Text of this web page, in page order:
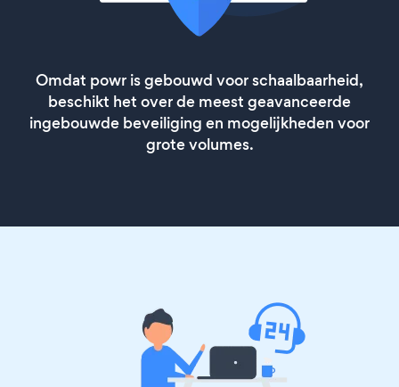
Omdat powr is gebouwd voor schaalbaarheid,
beschikt het over de meest geavanceerde
ingebouwde beveiliging en mogelijkheden voor
grote volumes.